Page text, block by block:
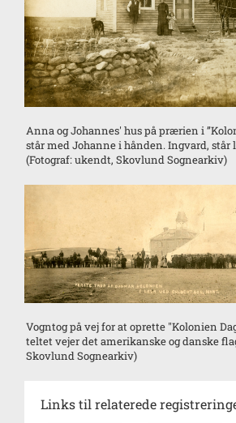
Anna og Johannes' hus på prærien i
står med Johanne i hånden. Ingvard, står
(Fotograf: ukendt, Skovlund Sognearkiv)
Vogntog på vej for at oprette "Kolonien
teltet vejer det amerikanske og danske
Skovlund Sognearkiv)
Links til relaterede